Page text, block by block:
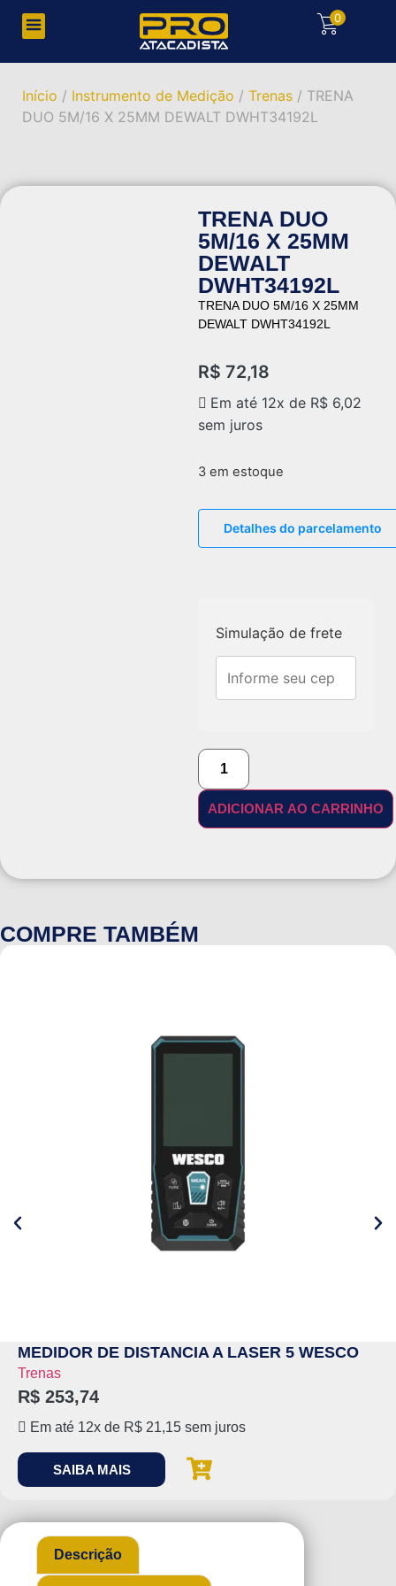
0
Início / Instrumento de Medição / Trenas / TRENA
DUO 5M/16 X 25MM DEWALT DWHT34192L
TRENA DUO
5M/16 X 25MM
DEWALT
DWHT34192L
TRENA DUO 5M/16 X 25MM
DEWALT DWHT34192L
R$ 72,18
Em até 12x de R$ 6,02
sem juros
3 em estoque
Detalhes do parcelamento
Simulação de frete
ADICIONAR AO CARRINHO
COMPRE TAMBÉM
MEDIDOR DE DISTANCIA A LASER 5 WESCO
Trenas
R$ 253,74
Em até 12x de R$ 21,15 sem juros
SAIBA MAIS
Descrição